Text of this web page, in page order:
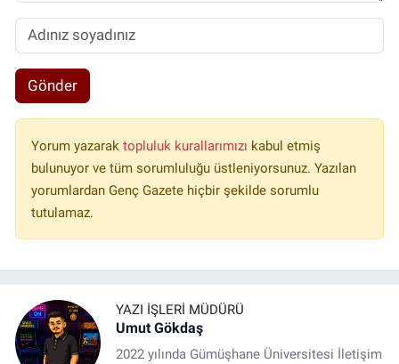
Gönder
Yorum yazarak topluluk kurallarımızı kabul etmiş
bulunuyor ve tüm sorumluluğu üstleniyorsunuz. Yazılan
yorumlardan Genç Gazete hiçbir şekilde sorumlu
tutulamaz.
YAZI İŞLERI MÜDÜRÜ
Umut Gökdaş
2022 yılında Gümüşhane Üniversitesi İletişim